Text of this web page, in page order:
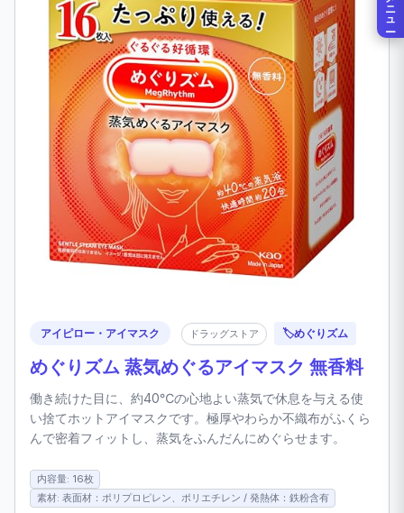
アイピロー・アイマスク ドラッグストア 🏷️めぐりズム
めぐりズム 蒸気めぐるアイマスク 無香料
働き続けた目に、約40℃の心地よい蒸気で休息を与える使
い捨てホットアイマスクです。極厚やわらか不織布がふくら
んで密着フィットし、蒸気をふんだんにめぐらせます。
内容量: 16枚
素材: 表面材：ポリプロピレン、ポリエチレン / 発熱体：鉄粉含有